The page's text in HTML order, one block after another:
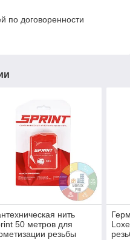
по договоренности
нить
50 метров для
резьбы